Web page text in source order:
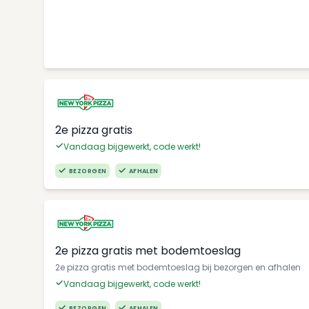
2e pizza gratis
Vandaag bijgewerkt, code werkt!
BEZORGEN AFHALEN
2e pizza gratis met bodemtoeslag
2e pizza gratis met bodemtoeslag bij bezorgen en afhalen
Vandaag bijgewerkt, code werkt!